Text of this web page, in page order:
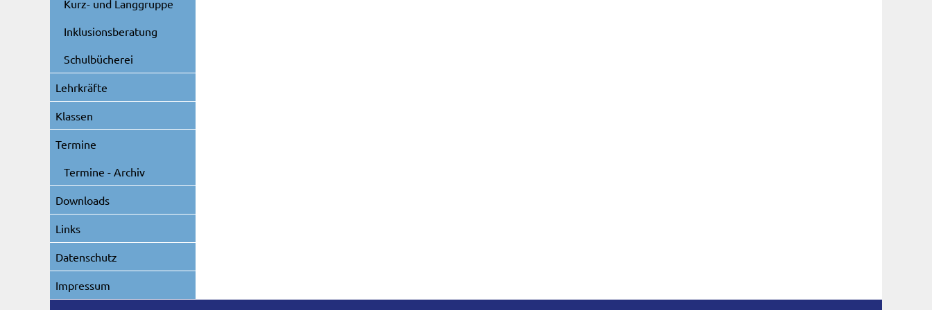
Kurz- und Langgruppe
Inklusionsberatung
Schulbücherei
Lehrkräfte
Klassen
Termine
Termine - Archiv
Downloads
Links
Datenschutz
Impressum